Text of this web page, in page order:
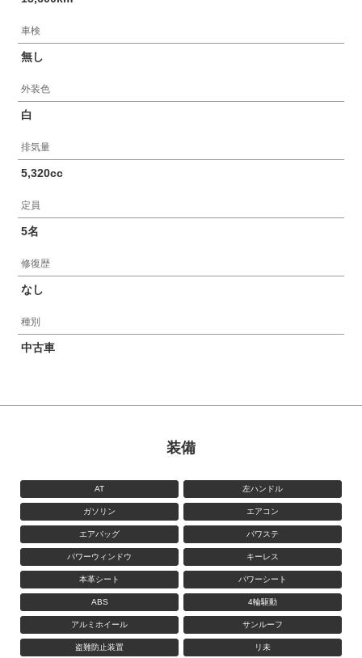
車検
無し
外装色
白
排気量
5,320cc
定員
5名
修復歴
なし
種別
中古車
装備
AT 左ハンドル
ガソリン エアコン
エアバッグ パワステ
パワーウィンドウ キーレス
本革シート パワーシート
ABS 4輪駆動
アルミホイール サンルーフ
盗難防止装置 リ未